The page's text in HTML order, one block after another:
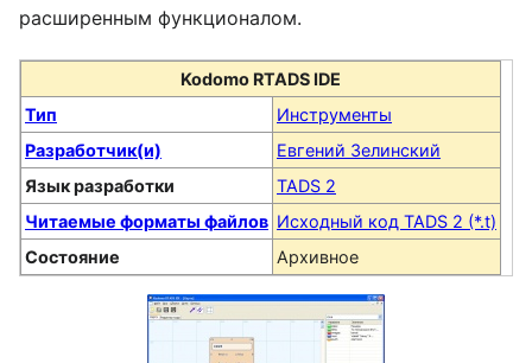
расширенным функционалом.
Kodomo RTADS IDE
Тип
Инструменты
Разработчик(и)
Евгений Зелинский
Язык разработки
TADS 2
Читаемые форматы файлов Исходный код TADS 2 (*.t)
Состояние
Архивное